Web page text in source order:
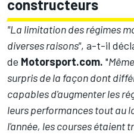
constructeurs
"La limitation des régimes
diverses raisons", a-t-il
de Motorsport.com. "
surpris de la façon dont
capables d'augmenter les
leurs performances tout au
l'année, les courses étaient